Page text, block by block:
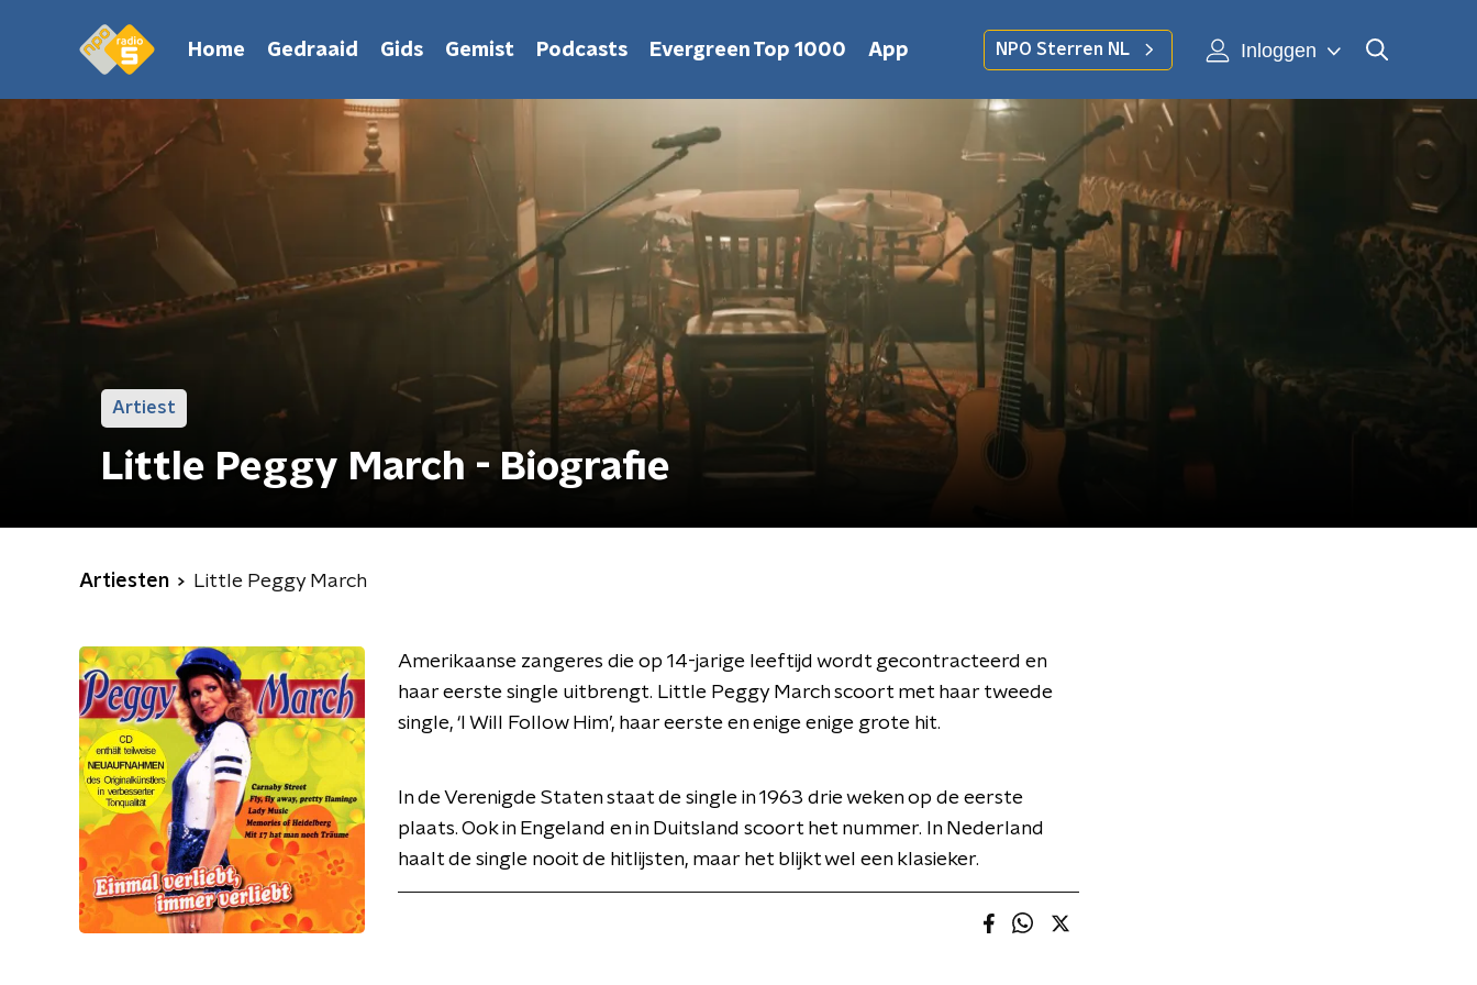
Home Gedraaid Gids Gemist Podcasts Evergreen Top 1000 App NPO Sterren NL Inloggen
Artiest
Little Peggy March - Biografie
Artiesten Little Peggy March
Amerikaanse zangeres die op 14-jarige leeftijd wordt gecontracteerd en
haar eerste single uitbrengt. Little Peggy March scoort met haar tweede
single, ‘I Will Follow Him’, haar eerste en enige enige grote hit.
In de Verenigde Staten staat de single in 1963 drie weken op de eerste
plaats. Ook in Engeland en in Duitsland scoort het nummer. In Nederland
haalt de single nooit de hitlijsten, maar het blijkt wel een klasieker.